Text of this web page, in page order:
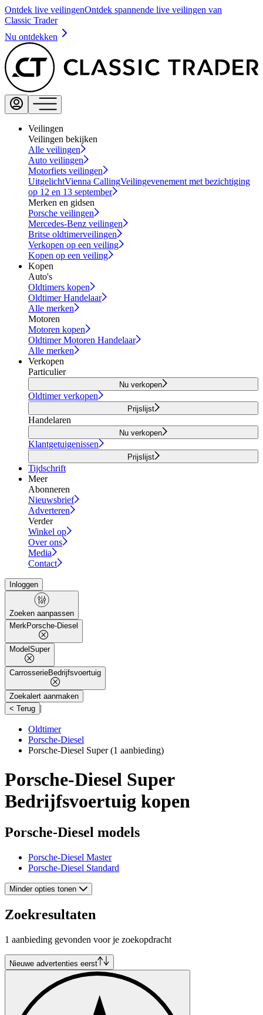
Ontdek live veilingenOntdek spannende live veilingen van
Classic Trader
Nu ontdekken
Veilingen
Veilingen bekijken
Alle veilingen
Auto veilingen
Motorfiets veilingen
UitgelichtVienna CallingVeilingevenement met bezichtiging
op 12 en 13 september
Merken en gidsen
Porsche veilingen
Mercedes-Benz veilingen
Britse oldtimerveilingen
Verkopen op een veiling
Kopen op een veiling
Kopen
Auto's
Oldtimers kopen
Oldtimer Handelaar
Alle merken
Motoren
Motoren kopen
Oldtimer Motoren Handelaar
Alle merken
Verkopen
Particulier
Nu verkopen
Oldtimer verkopen
Prijslijst
Handelaren
Nu verkopen
Klantgetuigenissen
Prijslijst
Tijdschrift
Meer
Abonneren
Nieuwsbrief
Adverteren
Verder
Winkel op
Over ons
Media
Contact
Inloggen
Zoeken aanpassen
MerkPorsche-Diesel
Model Super
CarrosserieBedrijfsvoertuig
Zoekalert aanmaken
< Terug |
Oldtimer
Porsche-Diesel
Porsche-Diesel Super(1 aanbieding)
Porsche-Diesel Super
Bedrijfsvoertuig kopen
Porsche-Diesel models
Porsche-Diesel Master
Porsche-Diesel Standard
Minder opties tonen
Zoekresultaten
1 aanbieding gevonden voor je zoekopdracht
Nieuwe advertenties eerst